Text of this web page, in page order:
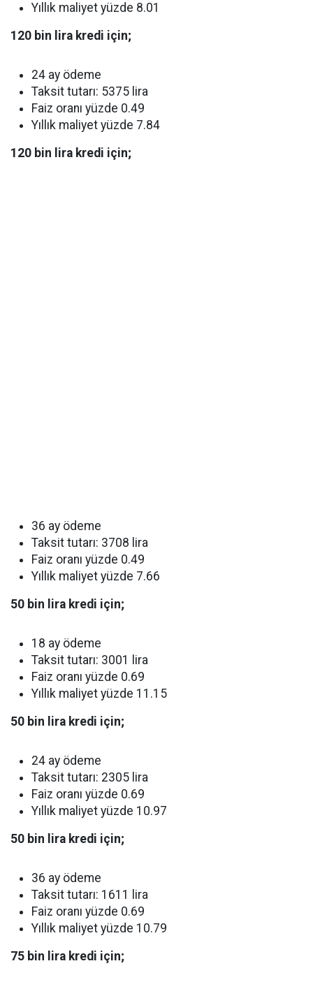
Yıllık maliyet yüzde 8.01
120 bin lira kredi için;
24 ay ödeme
Taksit tutarı: 5375 lira
Faiz oranı yüzde 0.49
Yıllık maliyet yüzde 7.84
120 bin lira kredi için;
36 ay ödeme
Taksit tutarı: 3708 lira
Faiz oranı yüzde 0.49
Yıllık maliyet yüzde 7.66
50 bin lira kredi için;
18 ay ödeme
Taksit tutarı: 3001 lira
Faiz oranı yüzde 0.69
Yıllık maliyet yüzde 11.15
50 bin lira kredi için;
24 ay ödeme
Taksit tutarı: 2305 lira
Faiz oranı yüzde 0.69
Yıllık maliyet yüzde 10.97
50 bin lira kredi için;
36 ay ödeme
Taksit tutarı: 1611 lira
Faiz oranı yüzde 0.69
Yıllık maliyet yüzde 10.79
75 bin lira kredi için;